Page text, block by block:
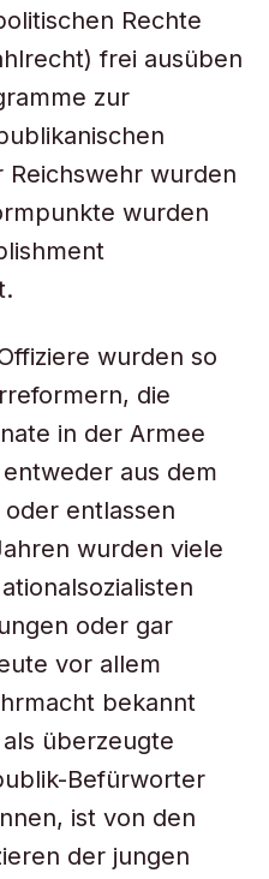
Rechte
frei ausüben
zur
Reichswehr wurden
wurden
wurden so
die
in der Armee
aus dem
entlassen
wurden viele
oder gar
vor allem
bekannt
überzeugte
Befürworter
ist von den
der jungen